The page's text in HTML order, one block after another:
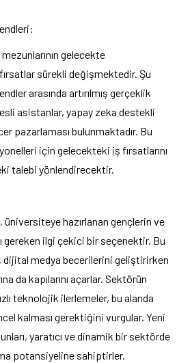
mezunlarının gelecekte
sürekli değişmektedir. Şu
arasında artırılmış gerçeklik
asistanlar, yapay zeka destekli
pazarlaması bulunmaktadır. Bu
için gelecekteki iş fırsatlarını
talebi yönlendirecektir.
üniversiteye hazırlanan gençlerin ve
gereken ilgi çekici bir seçenektir. Bu
dijital medya becerilerini geliştirirken
da kapılarını açarlar. Sektörün
teknolojik ilerlemeler, bu alanda
kalması gerektiğini vurgular. Yeni
yaratıcı ve dinamik bir sektörde
potansiyeline sahiptirler.